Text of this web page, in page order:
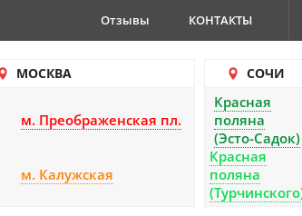
Отзывы КОНТАКТЫ
МОСКВА
м. Преображенская пл.
м. Калужская
СОЧИ
Красная
поляна
(Эсто-Садок)
Красная
поляна